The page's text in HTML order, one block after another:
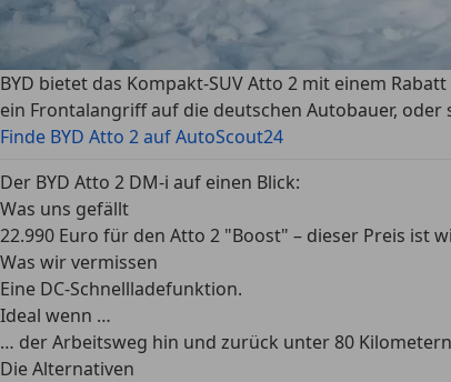
BYD bietet das Kompakt-SUV Atto 2 mit einem
ein Frontalangriff auf die deutschen Autobauer,
Finde BYD Atto 2 auf AutoScout24
Der BYD Atto 2 DM-i auf einen Blick:
Was uns gefällt
22.990 Euro für den Atto 2 "Boost" – dieser Preis ist
Was wir vermissen
Eine DC-Schnellladefunktion.
Ideal wenn …
… der Arbeitsweg hin und zurück unter 80
Die Alternativen